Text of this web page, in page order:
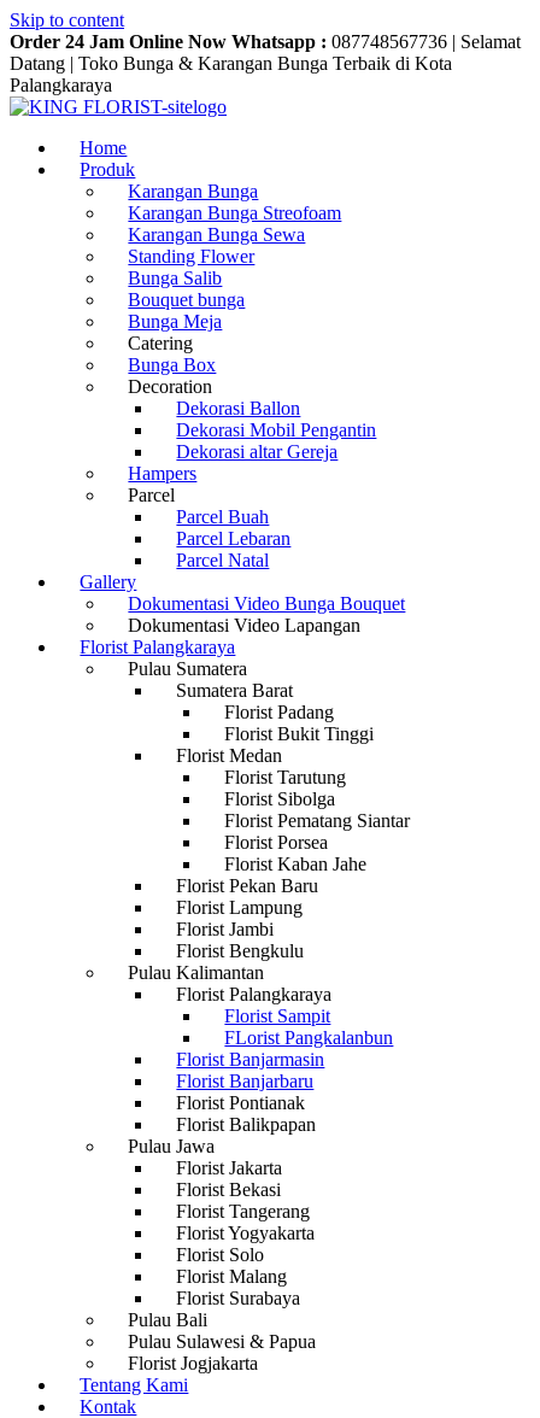
Skip to content
Order 24 Jam Online Now Whatsapp : 087748567736 | Selamat
Datang | Toko Bunga & Karangan Bunga Terbaik di Kota
Palangkaraya
Home
Produk
Karangan Bunga
Karangan Bunga Streofoam
Karangan Bunga Sewa
Standing Flower
Bunga Salib
Bouquet bunga
Bunga Meja
Catering
Bunga Box
Decoration
Dekorasi Ballon
Dekorasi Mobil Pengantin
Dekorasi altar Gereja
Hampers
Parcel
Parcel Buah
Parcel Lebaran
Parcel Natal
Gallery
Dokumentasi Video Bunga Bouquet
Dokumentasi Video Lapangan
Florist Palangkaraya
Pulau Sumatera
Sumatera Barat
Florist Padang
Florist Bukit Tinggi
Florist Medan
Florist Tarutung
Florist Sibolga
Florist Pematang Siantar
Florist Porsea
Florist Kaban Jahe
Florist Pekan Baru
Florist Lampung
Florist Jambi
Florist Bengkulu
Pulau Kalimantan
Florist Palangkaraya
Florist Sampit
FLorist Pangkalanbun
Florist Banjarmasin
Florist Banjarbaru
Florist Pontianak
Florist Balikpapan
Pulau Jawa
Florist Jakarta
Florist Bekasi
Florist Tangerang
Florist Yogyakarta
Florist Solo
Florist Malang
Florist Surabaya
Pulau Bali
Pulau Sulawesi & Papua
Florist Jogjakarta
Tentang Kami
Kontak